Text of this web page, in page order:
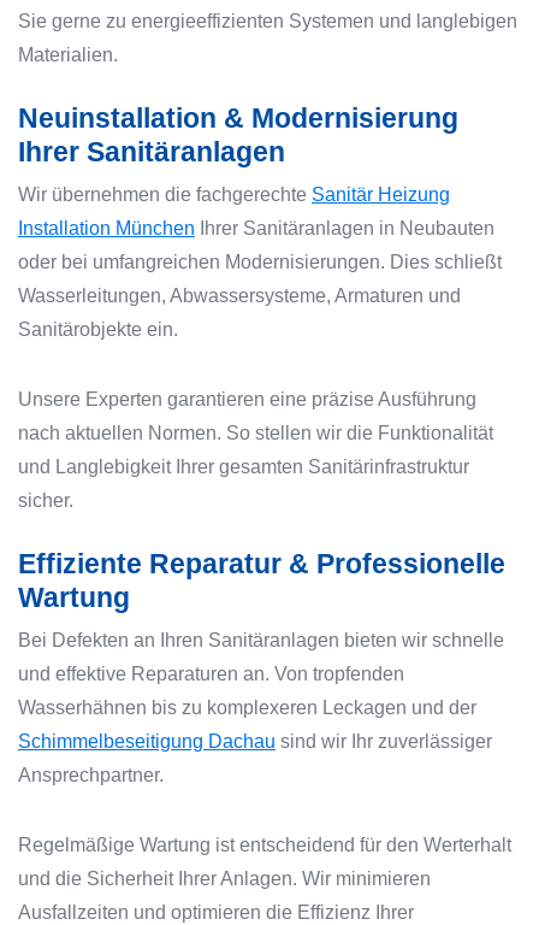
Sie gerne zu energieeffizienten Systemen und langlebigen
Materialien.
Neuinstallation & Modernisierung
Ihrer Sanitäranlagen
Wir übernehmen die fachgerechte Sanitär Heizung
Installation München Ihrer Sanitäranlagen in Neubauten
oder bei umfangreichen Modernisierungen. Dies schließt
Wasserleitungen, Abwassersysteme, Armaturen und
Sanitärobjekte ein.
Unsere Experten garantieren eine präzise Ausführung
nach aktuellen Normen. So stellen wir die Funktionalität
und Langlebigkeit Ihrer gesamten Sanitärinfrastruktur
sicher.
Effiziente Reparatur & Professionelle
Wartung
Bei Defekten an Ihren Sanitäranlagen bieten wir schnelle
und effektive Reparaturen an. Von tropfenden
Wasserhähnen bis zu komplexeren Leckagen und der
Schimmelbeseitigung Dachau sind wir Ihr zuverlässiger
Ansprechpartner.
Regelmäßige Wartung ist entscheidend für den Werterhalt
und die Sicherheit Ihrer Anlagen. Wir minimieren
Ausfallzeiten und optimieren die Effizienz Ihrer